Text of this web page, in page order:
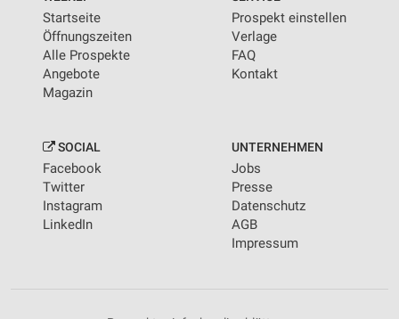
Startseite
Öffnungszeiten
Alle Prospekte
Angebote
Magazin
Prospekt einstellen
Verlage
FAQ
Kontakt
SOCIAL
Facebook
Twitter
Instagram
LinkedIn
UNTERNEHMEN
Jobs
Presse
Datenschutz
AGB
Impressum